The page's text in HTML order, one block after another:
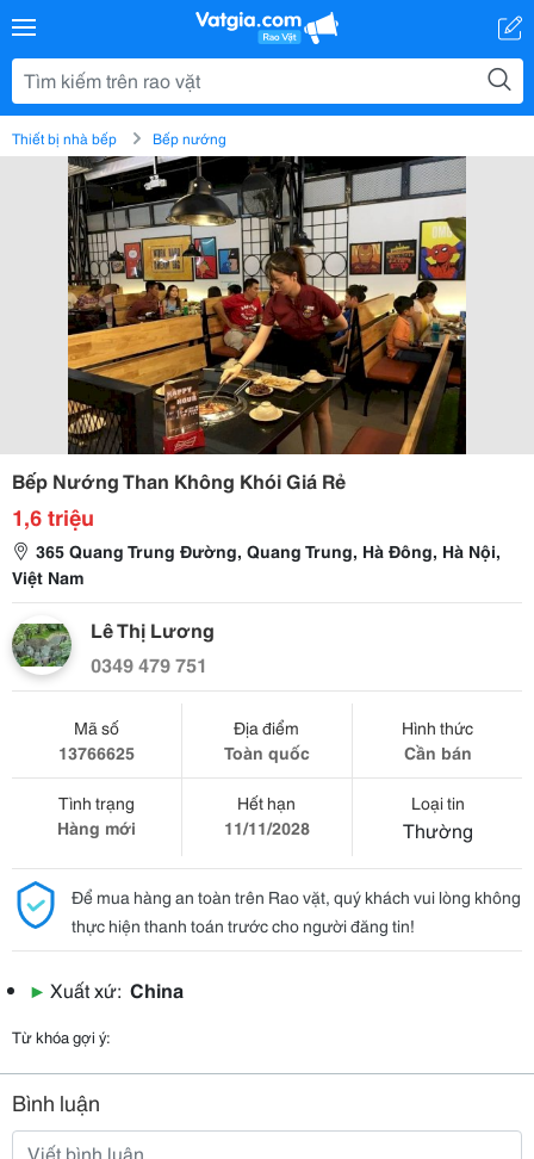
Thiết bị nhà bếp Bếp nướng
Bếp Nướng Than Không Khói Giá Rẻ
1,6 triệu
365 Quang Trung Đường, Quang Trung, Hà Đông, Hà Nội,
Việt Nam
Lê Thị Lương
0349 479 751
Mã số
13766625
Địa điểm
Toàn quốc
Hình thức
Cần bán
Tình trạng
Hàng mới
Hết hạn
11/11/2028
Loại tin
Thường
Để mua hàng an toàn trên Rao vặt, quý khách vui lòng không
thực hiện thanh toán trước cho người đăng tin!
▶ Xuất xứ: China
Từ khóa gợi ý:
Bình luận